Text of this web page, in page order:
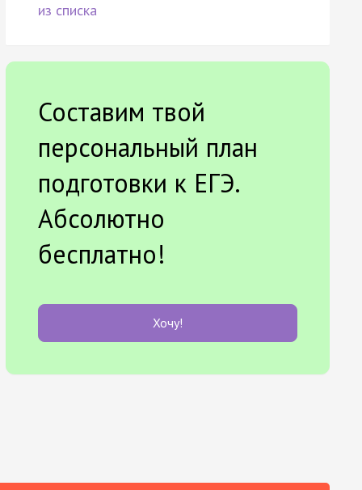
из списка
Составим твой
персональный план
подготовки к ЕГЭ.
Абсолютно
бесплатно!
Хочу!